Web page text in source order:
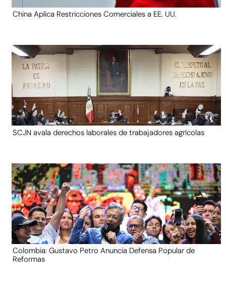
China Aplica Restricciones Comerciales a EE. UU.
SCJN avala derechos laborales de trabajadores agrícolas
Colombia: Gustavo Petro Anuncia Defensa Popular de
Reformas